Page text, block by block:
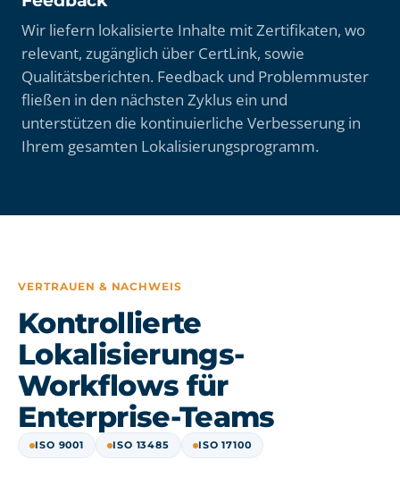
Wir liefern lokalisierte Inhalte mit Zertifikaten, wo
relevant, zugänglich über CertLink, sowie
Qualitätsberichten. Feedback und Problemmuster
fließen in den nächsten Zyklus ein und
unterstützen die kontinuierliche Verbesserung in
Ihrem gesamten Lokalisierungsprogramm.
VERTRAUEN & NACHWEIS
Kontrollierte
Lokalisierungs-
Workflows für
Enterprise-Teams
ISO 9001 ISO 13485 ISO 17100